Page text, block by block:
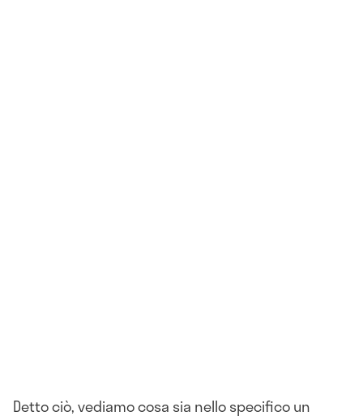
Detto ciò, vediamo cosa sia nello specifico un